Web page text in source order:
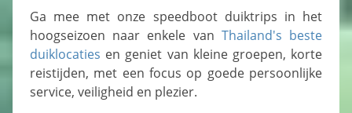
Ga mee met onze speedboot duiktrips in het
hoogseizoen naar enkele van Thailand's beste
duiklocaties en geniet van kleine groepen, korte
reistijden, met een focus op goede persoonlijke
service, veiligheid en plezier.